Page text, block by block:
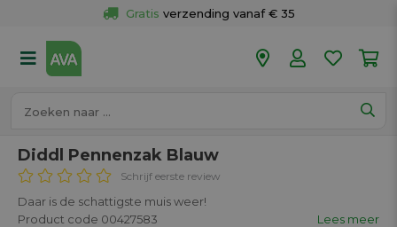
Gratis verzending vanaf € 35
50 winkels
Diddl Pennenzak Blauw
Schrijf eerste review
Daar is de schattigste muis weer!
Product code 00427583
Lees meer